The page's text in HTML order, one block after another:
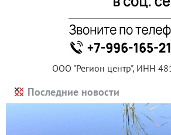
ООО "Регион центр", ИНН
Последние новости